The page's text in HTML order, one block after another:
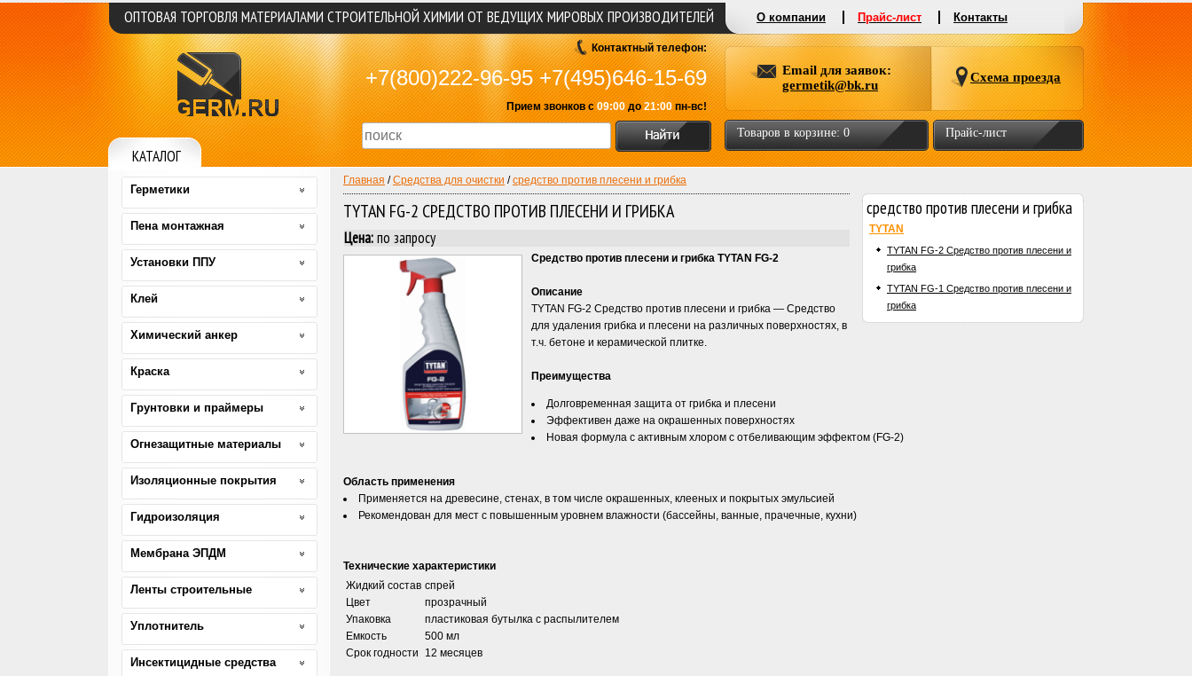
средство против плесени и грибка
TYTAN
TYTAN FG-2 Средство против плесени и
грибка
TYTAN FG-1 Средство против плесени и
грибка
Главная /Средства для очистки /средство против плесени и грибка
TYTAN FG-2 СРЕДСТВО ПРОТИВ ПЛЕСЕНИ И ГРИБКА
Цена:по запросу
Средство против плесени и грибка TYTAN FG-2
Описание
TYTAN FG-2 Средство против плесени и грибка — Средство
для удаления грибка и плесени на различных поверхностях, в
т.ч. бетоне и керамической плитке.
Преимущества
Долговременная защита от грибка и плесени
Эффективен даже на окрашенных поверхностях
Новая формула с активным хлором с отбеливающим эффектом (FG-2)
Область применения
Применяется на древесине, стенах, в том числе окрашенных, клееных и покрытых эмульсией
Рекомендован для мест с повышенным уровнем влажности (бассейны, ванные, прачечные, кухни)
Технические характеристики
Жидкий состав
Цвет
Упаковка
Емкость
Срок годности
спрей
прозрачный
пластиковая бутылка с распылителем
500 мл
12 месяцев
Герметики
Пена монтажная
Установки ППУ
Клей
Химический анкер
Краска
Грунтовки и праймеры
Огнезащитные материалы
Изоляционные покрытия
Гидроизоляция
Мембрана ЭПДМ
Ленты строительные
Уплотнитель
Инсектицидные средства
ОПТОВАЯ ТОРГОВЛЯ МАТЕРИАЛАМИ СТРОИТЕЛЬНОЙ ХИМИИ ОТ ВЕДУЩИХ МИРОВЫХ ПРОИЗВОДИТЕЛЕЙ О компании Прайс-лист Контакты
КАТАЛОГ
Контактный телефон:
+7(800)222-96-95 +7(495)646-15-69
Прием звонков с09:00до21:00пн-вс!
Email для заявок:
germetik@bk.ru
Схема проезда
Товаров в корзине: 0 Прайс-лист